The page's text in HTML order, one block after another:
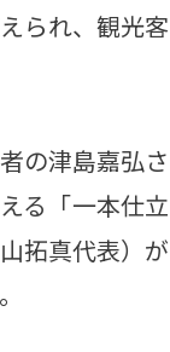
られ、観光客
の津島嘉弘さ
る「一本仕立
拓真代表）が